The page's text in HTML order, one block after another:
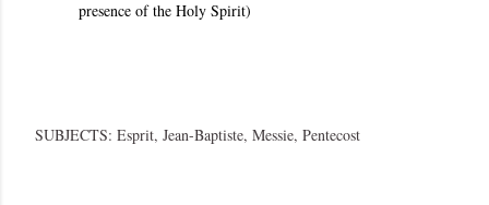
presence of the Holy Spirit)
SUBJECTS: Esprit Jean-Baptiste Messie Pentecost